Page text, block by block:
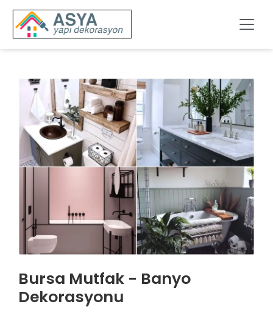
Bursa Mutfak - Banyo
Dekorasyonu